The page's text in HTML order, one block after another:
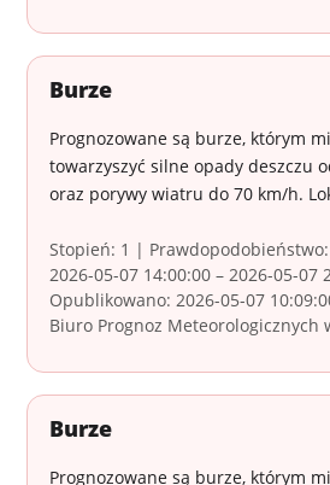
Burze
Prognozowane są burze, którym
towarzyszyć silne opady deszczu
oraz porywy wiatru do 70 km/h.
Stopień: 1 |
2026-05-07 14:00:00 – 2026-05-07
Opublikowano: 2026-05-07
Biuro Prognoz Meteorologicznych
Burze
Prognozowane są burze, którym